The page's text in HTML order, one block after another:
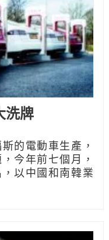
洗牌
的電動車生產，
今年前七個月，
以中國和南韓業